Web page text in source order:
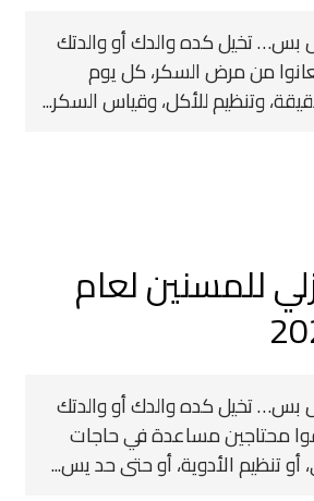
بس… تخيل كده والدك أو والدتك
من مرض السكر، كل يوم
وتنظيم للأكل، وقياس السكر...
للمسنين لعام
بس… تخيل كده والدك أو والدتك
محتاجين مساعدة في حاجات
تنظيم الأدوية، أو حتى حد يس...